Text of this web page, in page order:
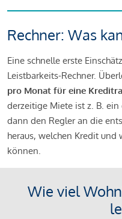
Rechner: Was
Eine schnelle erste
Leistbarkeits-Rechner.
pro Monat für eine
derzeitige Miete ist z. B.
dann den Regler an die
heraus, welchen Kredit und
können.
Wie viel